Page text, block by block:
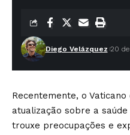
Diego Velázquez 20
Recentemente, o Vaticano
atualização sobre a
trouxe preocupações e